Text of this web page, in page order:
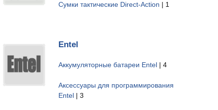
Сумки тактические Direct-Action | 1
Entel
Аккумуляторные батареи Entel | 4
Аксессуары для программирования
Entel | 3